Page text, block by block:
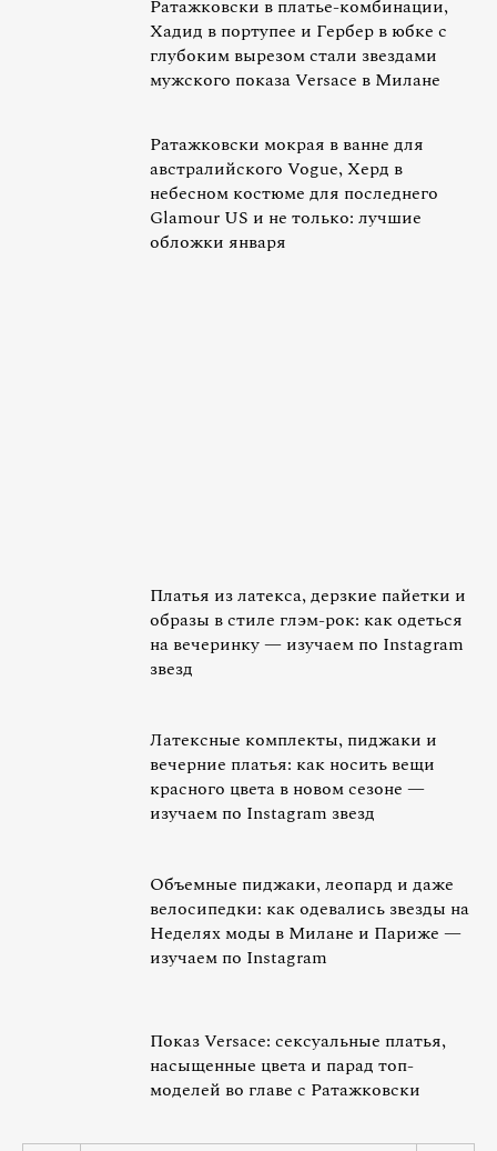
Ратажковски в платье-комбинации,
Хадид в портупее и Гербер в юбке с
глубоким вырезом стали звездами
мужского показа Versace в Милане
Ратажковски мокрая в ванне для
австралийского Vogue, Херд в
небесном костюме для последнего
Glamour US и не только: лучшие
обложки января
Платья из латекса, дерзкие пайетки и
образы в стиле глэм-рок: как одеться
на вечеринку — изучаем по Instagram
звезд
Латексные комплекты, пиджаки и
вечерние платья: как носить вещи
красного цвета в новом сезоне —
изучаем по Instagram звезд
Объемные пиджаки, леопард и даже
велосипедки: как одевались звезды на
Неделях моды в Милане и Париже —
изучаем по Instagram
Показ Versace: сексуальные платья,
насыщенные цвета и парад топ-
моделей во главе с Ратажковски